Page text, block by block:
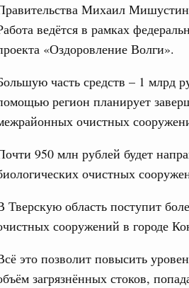
Михаил
ведётся в рамках
«Оздоровление Волги».
часть средств – 1 млрд
регион планирует
очистных
950 млн рублей будет
очистных
Тверскую область поступит
сооружений в городе
это позволит повысить
загрязнённых стоков,
В повестке заседания актуальные задачи
числе совершенствование кооперации в
обеспечение продовольственной
рынка.
провёл заседание
в сфере строительства
Более 130
построено под